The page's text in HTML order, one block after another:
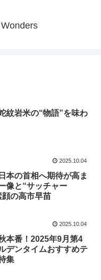
紋岩米の“物語”を味わ
2025.10.04
本の首相へ期待が高ま
像と“サッチャー
の高市早苗
2025.10.04
本番！2025年9月第4
デンタイムおすすめテ
集